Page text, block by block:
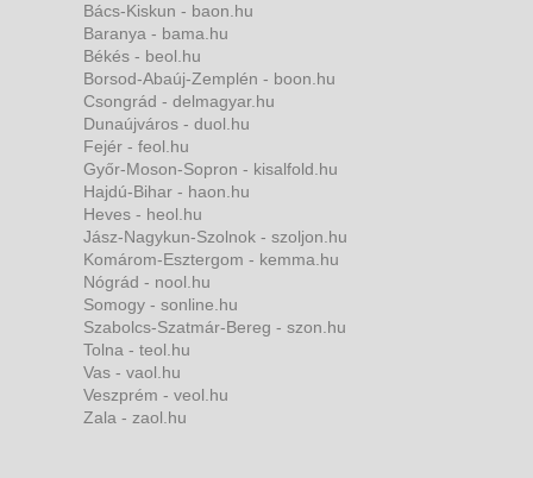
Bács-Kiskun - baon.hu
Baranya - bama.hu
Békés - beol.hu
Borsod-Abaúj-Zemplén - boon.hu
Csongrád - delmagyar.hu
Dunaújváros - duol.hu
Fejér - feol.hu
Győr-Moson-Sopron - kisalfold.hu
Hajdú-Bihar - haon.hu
Heves - heol.hu
Jász-Nagykun-Szolnok - szoljon.hu
Komárom-Esztergom - kemma.hu
Nógrád - nool.hu
Somogy - sonline.hu
Szabolcs-Szatmár-Bereg - szon.hu
Tolna - teol.hu
Vas - vaol.hu
Veszprém - veol.hu
Zala - zaol.hu